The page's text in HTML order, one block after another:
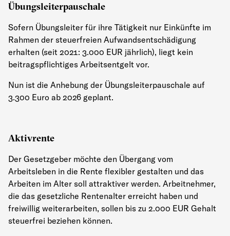
Übungsleiterpauschale
Sofern Übungsleiter für ihre Tätigkeit nur Einkünfte im
Rahmen der steuerfreien Aufwandsentschädigung
erhalten (seit 2021: 3.000 EUR jährlich), liegt kein
beitragspflichtiges Arbeitsentgelt vor.
Nun ist die Anhebung der Übungsleiterpauschale auf
3.300 Euro ab 2026 geplant.
Aktivrente
Der Gesetzgeber möchte den Übergang vom
Arbeitsleben in die Rente flexibler gestalten und das
Arbeiten im Alter soll attraktiver werden. Arbeitnehmer,
die das gesetzliche Rentenalter erreicht haben und
freiwillig weiterarbeiten, sollen bis zu 2.000 EUR Gehalt
steuerfrei beziehen können.